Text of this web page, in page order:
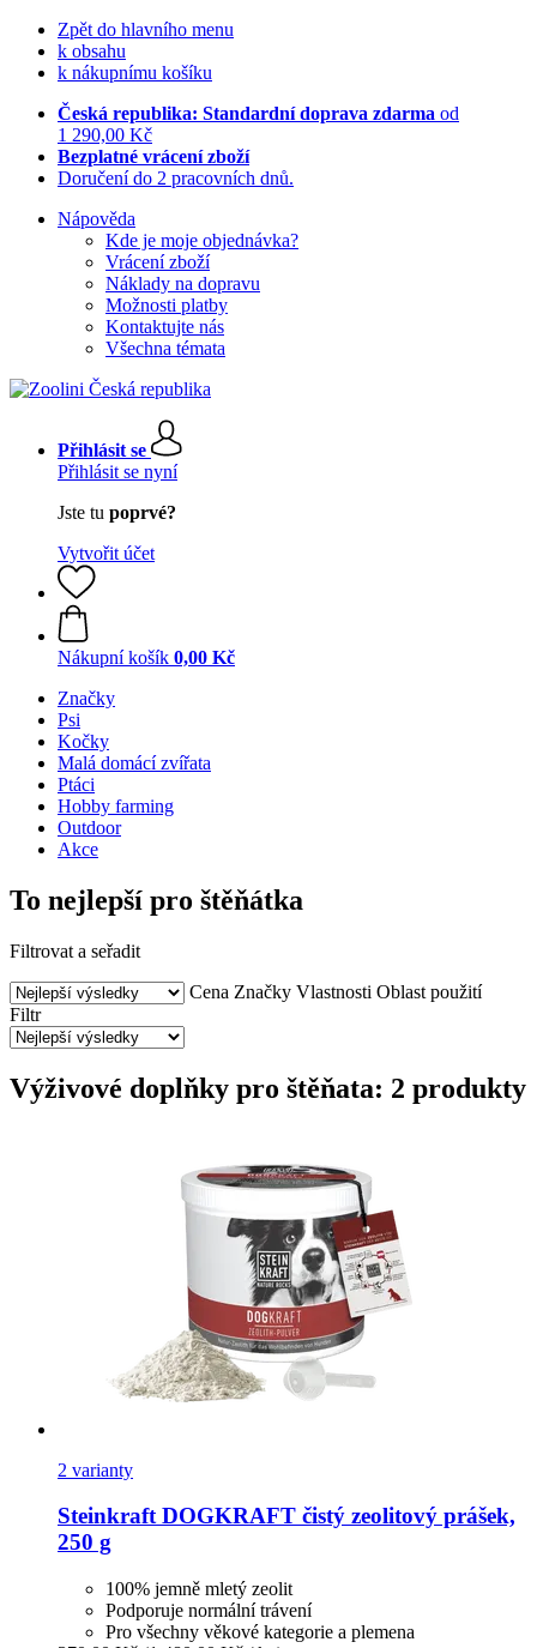
Zpět do hlavního menu
k obsahu
k nákupnímu košíku
Česká republika: Standardní doprava zdarma od
1 290,00 Kč
Bezplatné vrácení zboží
Doručení do 2 pracovních dnů.
Nápověda
Kde je moje objednávka?
Vrácení zboží
Náklady na dopravu
Možnosti platby
Kontaktujte nás
Všechna témata
Přihlásit se
Přihlásit se nyní
Jste tu poprvé?
Vytvořit účet
Nákupní košík 0,00 Kč
Značky
Psi
Kočky
Malá domácí zvířata
Ptáci
Hobby farming
Outdoor
Akce
To nejlepší pro štěňátka
Filtrovat a seřadit
Cena Značky Vlastnosti Oblast použití
Filtr
Výživové doplňky pro štěňata: 2 produkty
2 varianty
SteinkraftDOGKRAFT čistý zeolitový prášek,
250 g
100% jemně mletý zeolit
Podporuje normální trávení
Pro všechny věkové kategorie a plemena